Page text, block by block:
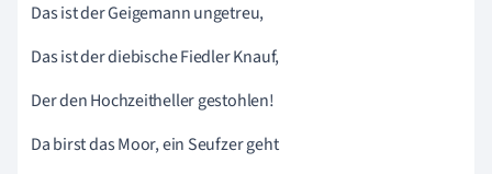
Das ist der Geigemann ungetreu,
Das ist der diebische Fiedler Knauf,
Der den Hochzeitheller gestohlen!
Da birst das Moor, ein Seufzer geht